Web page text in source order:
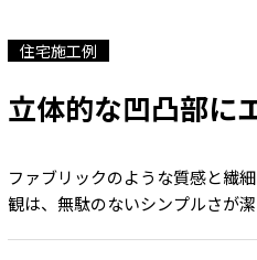
住宅施工例
立体的な凹凸部に
ファブリックのような質感と繊
観は、無駄のないシンプルさが